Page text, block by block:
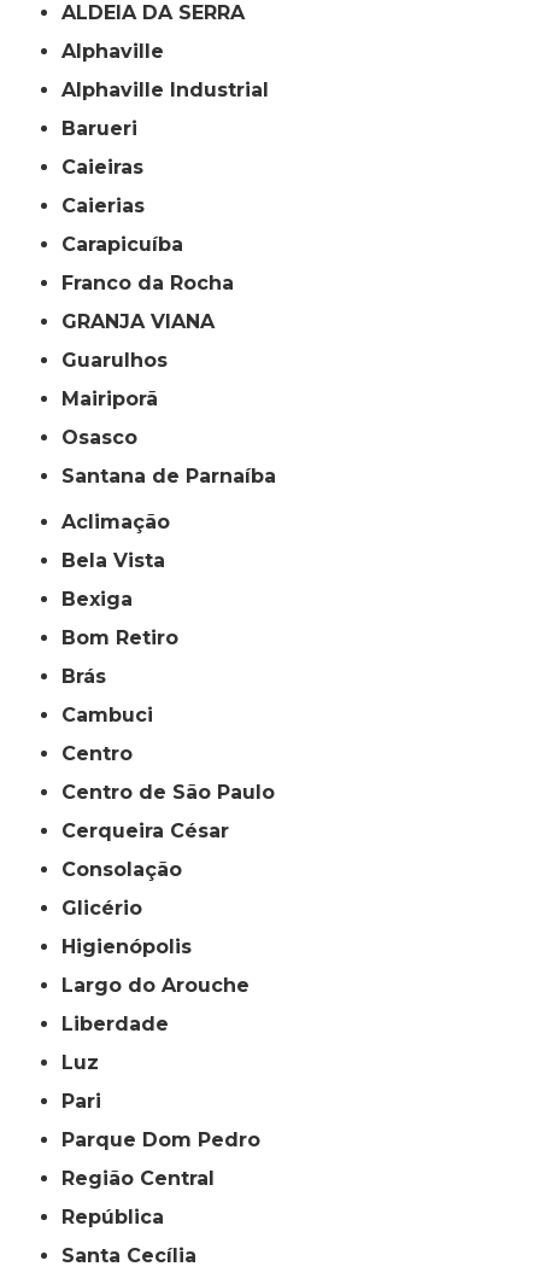
ALDEIA DA SERRA
Alphaville
Alphaville Industrial
Barueri
Caieiras
Caierias
Carapicuíba
Franco da Rocha
GRANJA VIANA
Guarulhos
Mairiporã
Osasco
Santana de Parnaíba
Aclimação
Bela Vista
Bexiga
Bom Retiro
Brás
Cambuci
Centro
Centro de São Paulo
Cerqueira César
Consolação
Glicério
Higienópolis
Largo do Arouche
Liberdade
Luz
Pari
Parque Dom Pedro
Região Central
República
Santa Cecília